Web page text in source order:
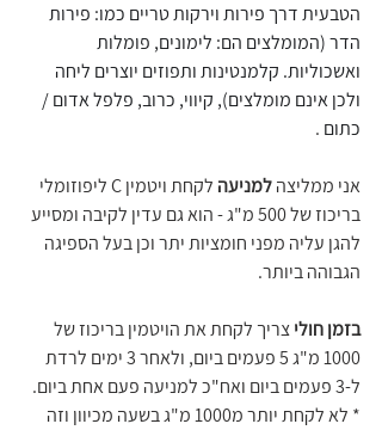
הטבעית דרך פירות וירקות טריים כמו: פירות
הדר (המומלצים הם: לימונים, פומלות
ואשכוליות. קלמנטינות ותפוזים יוצרים ליחה
ולכן אינם מומלצים), קיווי, כרוב, פלפל אדום /
כתום .
אני ממליצה למניעה
לקחת ויטמין C ליפוזומלי
בריכוז של 500 מ"ג - הוא גם עדין לקיבה ומסייע
להגן עליה מפני חומציות יתר וכן בעל הספיגה
הגבוהה ביותר.
בזמן חולי צריך לקחת את הויטמין בריכוז של
1000 מ"ג 5 פעמים ביום, ולאחר 3 ימים לרדת
ל-3 פעמים ביום ואח"כ למניעה פעם אחת ביום.
* לא לקחת יותר מ1000 מ"ג בשעה מכיוון וזה